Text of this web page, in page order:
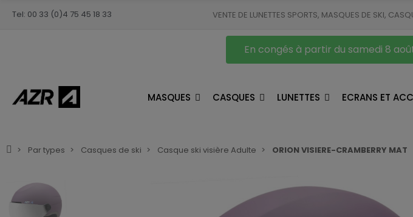
Tel: 00 33 (0)4 75 45 18 33 VENTE DE LUNETTES SPORTS, MASQUES DE SKI,
En congés à partir du samedi 8
MASQUES CASQUES LUNETTES ECRANS ET
Par types Casques de ski Casque ski visière Adulte ORION VISIERE-CRAMBERRY MAT